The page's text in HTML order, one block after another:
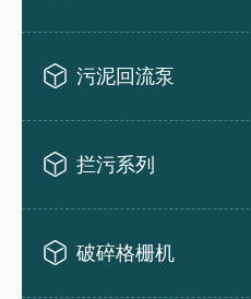
污泥回流泵
拦污系列
破碎格栅机